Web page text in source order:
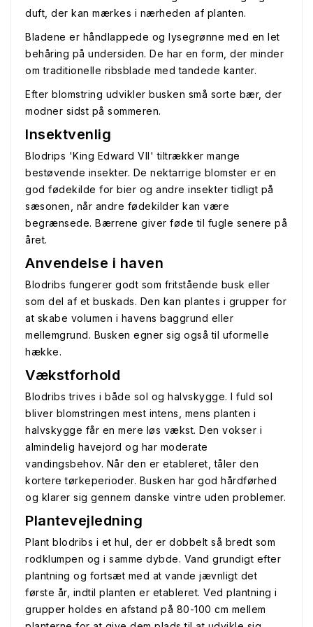
duft, der kan mærkes i nærheden af planten.
Bladene er håndlappede og lysegrønne med en let
behåring på undersiden. De har en form, der minder
om traditionelle ribsblade med tandede kanter.
Efter blomstring udvikler busken små sorte bær, der
modner sidst på sommeren.
Insektvenlig
Blodrips 'King Edward VII' tiltrækker mange
bestøvende insekter. De nektarrige blomster er en
god fødekilde for bier og andre insekter tidligt på
sæsonen, når andre fødekilder kan være
begrænsede. Bærrene giver føde til fugle senere på
året.
Anvendelse i haven
Blodribs fungerer godt som fritstående busk eller
som del af et buskads. Den kan plantes i grupper for
at skabe volumen i havens baggrund eller
mellemgrund. Busken egner sig også til uformelle
hække.
Vækstforhold
Blodribs trives i både sol og halvskygge. I fuld sol
bliver blomstringen mest intens, mens planten i
halvskygge får en mere løs vækst. Den vokser i
almindelig havejord og har moderate
vandingsbehov. Når den er etableret, tåler den
kortere tørkeperioder. Busken har god hårdførhed
og klarer sig gennem danske vintre uden problemer.
Plantevejledning
Plant blodribs i et hul, der er dobbelt så bredt som
rodklumpen og i samme dybde. Vand grundigt efter
plantning og fortsæt med at vande jævnligt det
første år, indtil planten er etableret. Ved plantning i
grupper holdes en afstand på 80-100 cm mellem